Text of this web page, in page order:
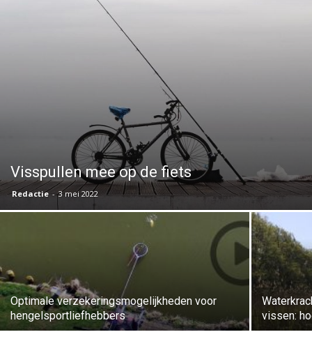
Visspullen mee op de fiets
Redactie - 3 mei 2022
Optimale verzekeringsmogelijkheden voor
hengelsportliefhebbers
vissen: